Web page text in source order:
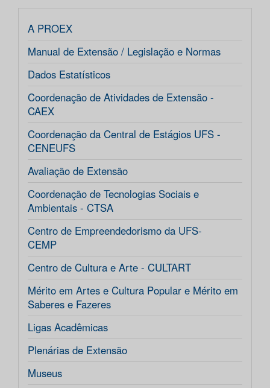
A PROEX
Manual de Extensão / Legislação e Normas
Dados Estatísticos
Coordenação de Atividades de Extensão -
CAEX
Coordenação da Central de Estágios UFS -
CENEUFS
Avaliação de Extensão
Coordenação de Tecnologias Sociais e
Ambientais - CTSA
Centro de Empreendedorismo da UFS-
CEMP
Centro de Cultura e Arte - CULTART
Mérito em Artes e Cultura Popular e Mérito em
Saberes e Fazeres
Ligas Acadêmicas
Plenárias de Extensão
Museus